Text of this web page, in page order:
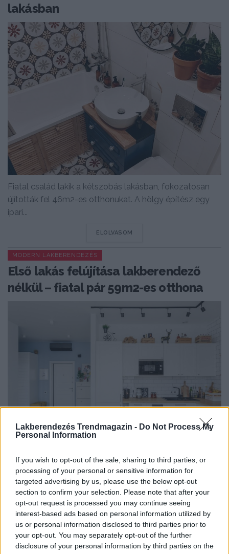
Lakberendezés Trendmagazin - Do Not Process My
Personal Information
If you wish to opt-out of the sale, sharing to third parties, or
processing of your personal or sensitive information for
targeted advertising by us, please use the below opt-out
section to confirm your selection. Please note that after your
opt-out request is processed you may continue seeing
interest-based ads based on personal information utilized by
us or personal information disclosed to third parties prior to
your opt-out. You may separately opt-out of the further
disclosure of your personal information by third parties on the
lakásban
Fiatal család lakik a kétszobás lakásban, fokozatosan
újították fel 46m2-es otthonukat. A hölgy építész egy
ipari...
ELOLVASOM
MODERN LAKBERENDEZÉS
Első lakás felújítása lakberendező
nélkül – fiatal pár 59m2-es otthona
A fiatal pár vállalta a felújítást és lakberendező nélkül
alakított ki az üres beton kockából egy...
KIS LAKÁS BERENDEZÉSE
Örökölt lakás felújítása és